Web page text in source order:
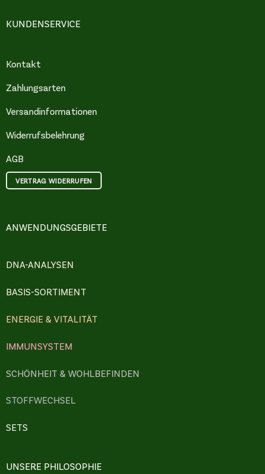
KUNDENSERVICE
Kontakt
Zahlungsarten
Versandinformationen
Widerrufsbelehrung
AGB
VERTRAG WIDERRUFEN
ANWENDUNGSGEBIETE
DNA-ANALYSEN
BASIS-SORTIMENT
ENERGIE & VITALITÄT
IMMUNSYSTEM
SCHÖNHEIT & WOHLBEFINDEN
STOFFWECHSEL
SETS
UNSERE PHILOSOPHIE